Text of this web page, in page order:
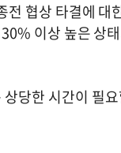
협상 타결에
이상 높은 상
당한 시간이 필